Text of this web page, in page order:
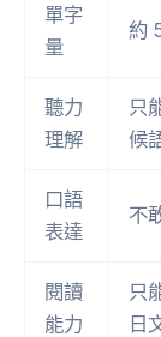
單字
量
約
聽力
理解
只
候
口語
表達
不
閱讀
能力
只
日